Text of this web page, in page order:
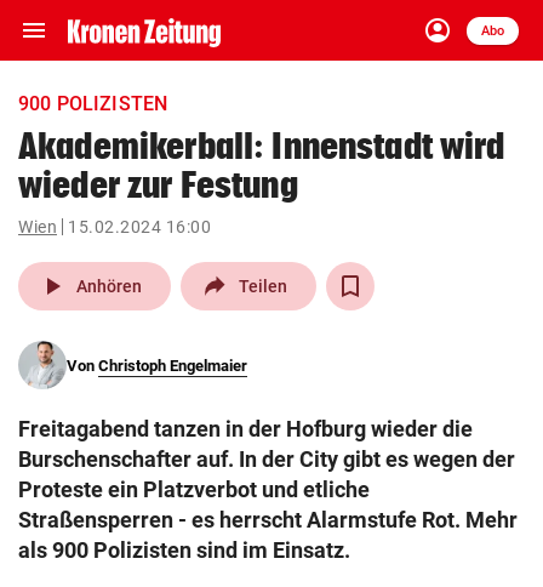
menu Navigation
ein-/ausklappen
account_circle
Anmelden
Abo
close Schließen
account_circle Anmelden
pin_drop
Wien arrow_right
search
eingeben
900 POLIZISTEN
Akademikerball: Innenstadt wird
wieder zur Festung
Wien 15.02.2024 16:00
play_arrow Anhören Teilen
Von Christoph Engelmaier
Freitagabend tanzen in der Hofburg wieder die
Burschenschafter auf. In der City gibt es wegen der
Proteste ein Platzverbot und etliche
Straßensperren - es herrscht Alarmstufe Rot. Mehr
als 900 Polizisten sind im Einsatz.